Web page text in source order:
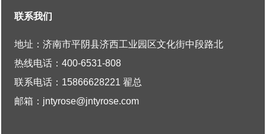
联系我们
地址：济南市平阴县济西工业园区文化街中段路北
热线电话：400-6531-808
联系电话： 15866628221 翟总
邮箱： jntyrose@jntyrose.com